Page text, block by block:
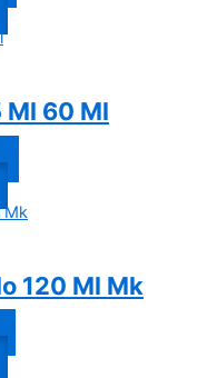
Ml 60 Ml
120 Ml Mk